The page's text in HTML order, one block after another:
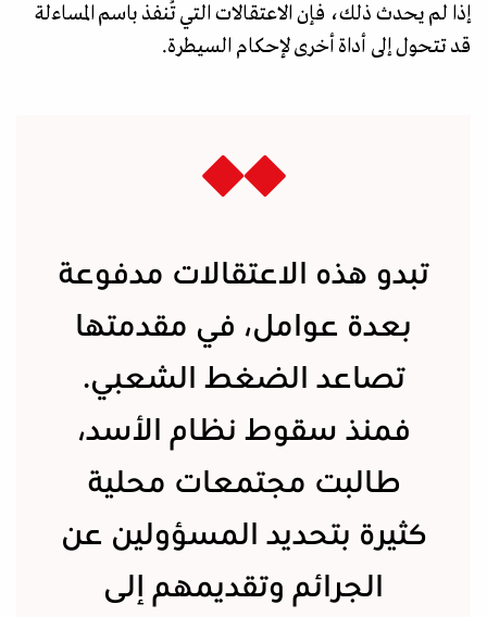
إذا لم يحدث ذلك، فإن الاعتقالات التي تُنفذ باسم المساءلة
قد تتحول إلى أداة أخرى لإحكام السيطرة.
تبدو هذه الاعتقالات مدفوعة
بعدة عوامل، في مقدمتها
تصاعد الضغط الشعبي.
فمنذ سقوط نظام الأسد،
طالبت مجتمعات محلية
كثيرة بتحديد المسؤولين عن
الجرائم وتقديمهم إلى